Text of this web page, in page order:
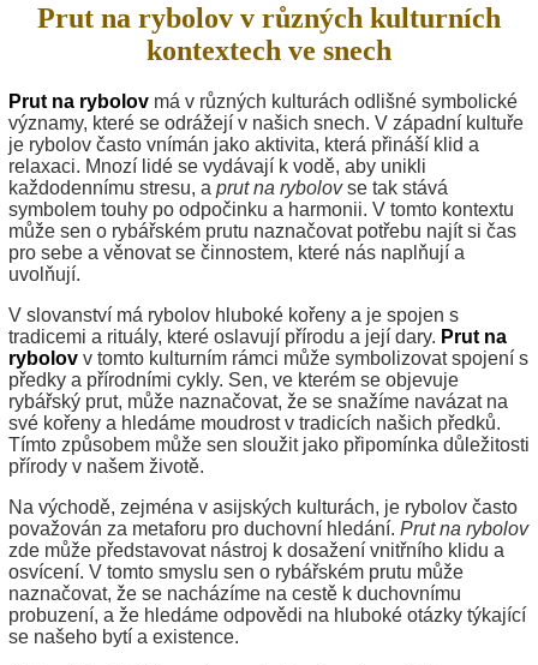
Prut na rybolov v různých kulturních
kontextech ve snech
Prut na rybolov má v různých kulturách odlišné symbolické
významy, které se odrážejí v našich snech. V západní kultuře
je rybolov často vnímán jako aktivita, která přináší klid a
relaxaci. Mnozí lidé se vydávají k vodě, aby unikli
každodennímu stresu, a prut na rybolovse tak stává
symbolem touhy po odpočinku a harmonii. V tomto kontextu
může sen o rybářském prutu naznačovat potřebu najít si čas
pro sebe a věnovat se činnostem, které nás naplňují a
uvolňují.
V slovanství má rybolov hluboké kořeny a je spojen s
tradicemi a rituály, které oslavují přírodu a její dary. Prut na
rybolov v tomto kulturním rámci může symbolizovat spojení s
předky a přírodními cykly. Sen, ve kterém se objevuje
rybářský prut, může naznačovat, že se snažíme navázat na
své kořeny a hledáme moudrost v tradicích našich předků.
Tímto způsobem může sen sloužit jako připomínka důležitosti
přírody v našem životě.
Na východě, zejména v asijských kulturách, je rybolov často
považován za metaforu pro duchovní hledání. Prut na rybolov
zde může představovat nástroj k dosažení vnitřního klidu a
osvícení. V tomto smyslu sen o rybářském prutu může
naznačovat, že se nacházíme na cestě k duchovnímu
probuzení, a že hledáme odpovědi na hluboké otázky týkající
se našeho bytí a existence.